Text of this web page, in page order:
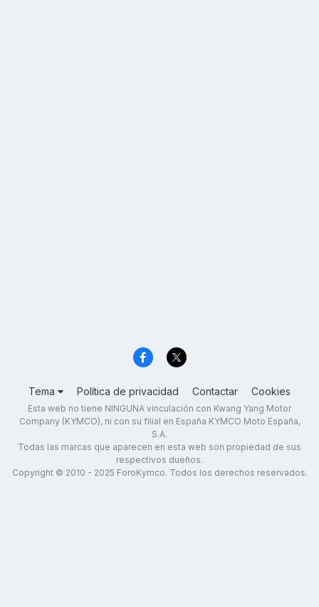
Tema Política de privacidad Contactar Cookies
Esta web no tiene NINGUNA vinculación con Kwang Yang Motor
Company (KYMCO), ni con su filial en España KYMCO Moto España,
S.A.
Todas las marcas que aparecen en esta web son propiedad de sus
respectivos dueños.
Copyright © 2010 - 2025 ForoKymco. Todos los derechos reservados.